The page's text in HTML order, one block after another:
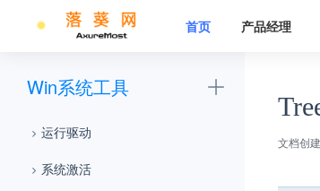
首页 产品经理
Win系统工具
运行驱动
系统激活
文档创